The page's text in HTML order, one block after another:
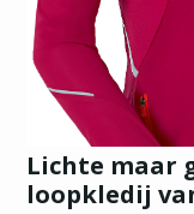
Lichte maar
loopkledij